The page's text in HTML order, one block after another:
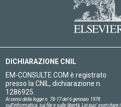
DICHIARAZIONE CNIL
EM-CONSULTE.COM è registrato
presso la CNIL, dichiarazione n.
1286925.
Ai sensi della legge n. 78-17 del 6 gennaio 1978
sull'informatica, sui file e sulle libertà, Lei puo' esercitare i